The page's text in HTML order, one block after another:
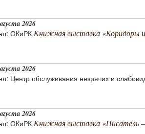
2026
ОКиРК Книжная выставка «Коридоры
2026
Центр обслуживания незрячих и
2026
ОКиРК Книжная выставка «Писатель